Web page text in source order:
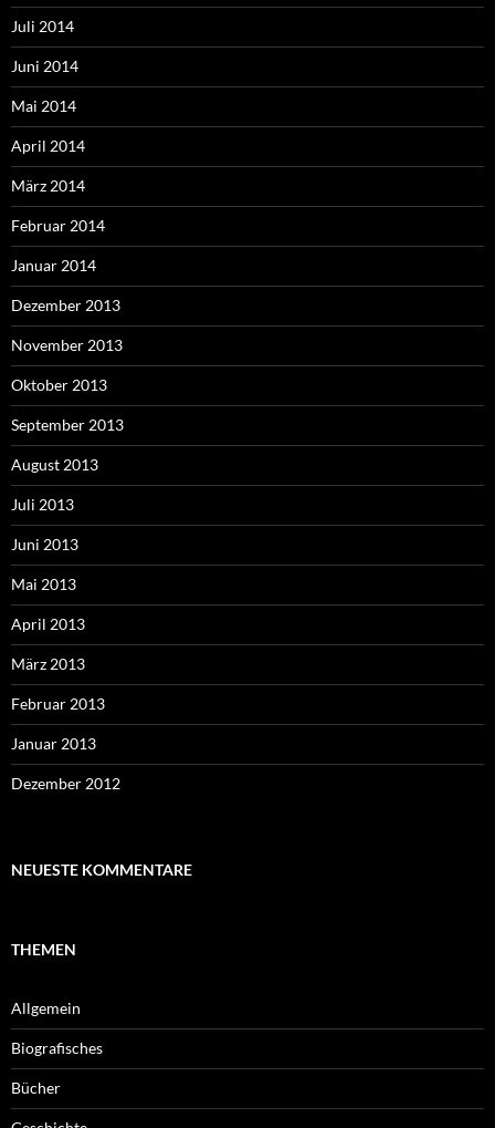
Juli 2014
Juni 2014
Mai 2014
April 2014
März 2014
Februar 2014
Januar 2014
Dezember 2013
November 2013
Oktober 2013
September 2013
August 2013
Juli 2013
Juni 2013
Mai 2013
April 2013
März 2013
Februar 2013
Januar 2013
Dezember 2012
NEUESTE KOMMENTARE
THEMEN
Allgemein
Biografisches
Bücher